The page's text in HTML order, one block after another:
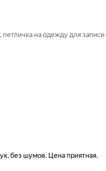
на одежду для записи
без шумов. Цена приятная.